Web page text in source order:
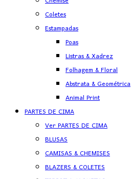
Coletes
Estampadas
Poas
Listras & Xadrez
Folhagem & Floral
Abstrata & Geométrica
Animal Print
PARTES DE CIMA
Ver PARTES DE CIMA
BLUSAS
CAMISAS & CHEMISES
BLAZERS & COLETES